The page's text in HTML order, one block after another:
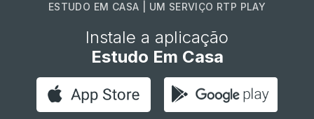
ESTUDO EM CASA | UM SERVIÇO RTP PLAY
Instale a aplicação
Estudo Em Casa